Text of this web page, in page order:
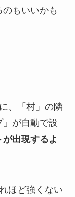
もいいかも
、「村」の隣
が自動で設
出現するよ
ほど強くない